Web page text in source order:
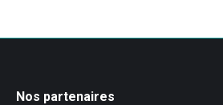
Nos partenaires